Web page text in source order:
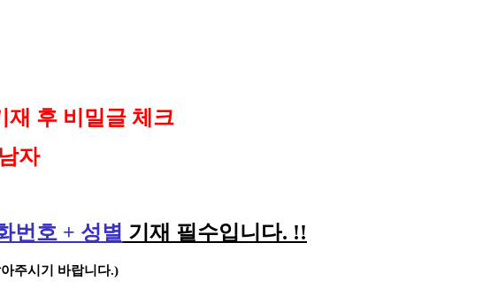
재 후 비밀글 체크
남자
번호 + 성별 기재 필수입니다. !!
주시기 바랍니다.)